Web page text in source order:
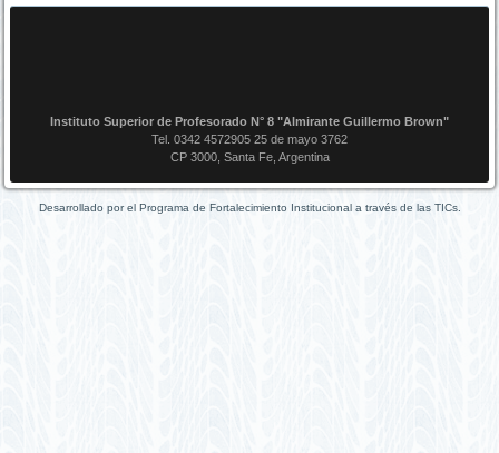
Instituto Superior de Profesorado N° 8 "Almirante Guillermo Brown"
Tel. 0342 4572905 25 de mayo 3762
CP 3000, Santa Fe, Argentina
Desarrollado por el Programa de Fortalecimiento Institucional a través de las TICs.